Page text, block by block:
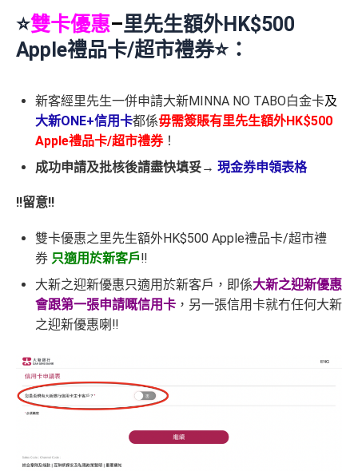
⭐️雙卡優惠–里先生額外HK$500
Apple禮品卡/超市禮券⭐️：
新客經里先生一併申請大新MINNA NO TABO白金卡及
大新ONE+信用卡都係毋需簽賬有里先生額外HK$500
Apple禮品卡/超市禮券！
成功申請及批核後請盡快填妥→ 現金券申領表格
‼️留意‼️
雙卡優惠之里先生額外HK$500 Apple禮品卡/超市禮
券 只適用於新客戶‼️
大新之迎新優惠只適用於新客戶，即係大新之迎新優惠
會跟第一張申請嘅信用卡 ，另一張信用卡就冇任何大新
之迎新優惠喇‼️